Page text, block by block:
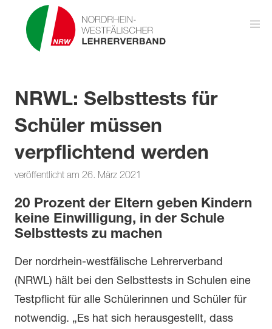
NRWL: Selbsttests für
Schüler müssen
verpflichtend werden
veröffentlicht am 26. März 2021
20 Prozent der Eltern geben Kindern
keine Einwilligung, in der Schule
Selbsttests zu machen
Der nordrhein-westfälische Lehrerverband
(NRWL) hält bei den Selbsttests in Schulen eine
Testpflicht für alle Schülerinnen und Schüler für
notwendig. „Es hat sich herausgestellt, dass